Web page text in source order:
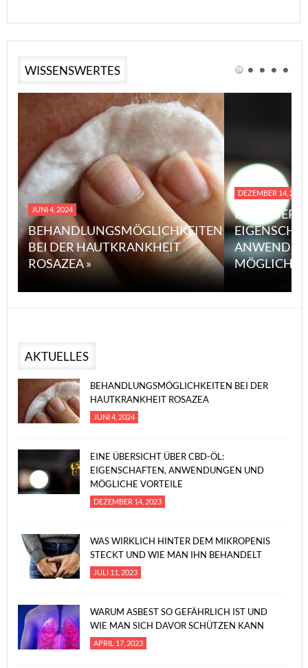
WISSENSWERTES
JUNI 4, 2024
BEHANDLUNGSMÖGLICHKEITEN
BEI DER HAUTKRANKHEIT
ROSAZEA »
DEZEMBER 14, 2023
EINE
MÖGLICHE
AKTUELLES
BEHANDLUNGSMÖGLICHKEITEN BEI DER
HAUTKRANKHEIT ROSAZEA
JUNI 4, 2024
EINE ÜBERSICHT ÜBER CBD-ÖL:
EIGENSCHAFTEN, ANWENDUNGEN UND
MÖGLICHE VORTEILE
DEZEMBER 14, 2023
WAS WIRKLICH HINTER DEM MIKROPENIS
STECKT UND WIE MAN IHN BEHANDELT
JULI 11, 2023
WARUM ASBEST SO GEFÄHRLICH IST UND
WIE MAN SICH DAVOR SCHÜTZEN KANN
APRIL 17, 2023